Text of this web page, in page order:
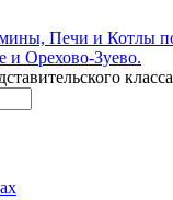
класса